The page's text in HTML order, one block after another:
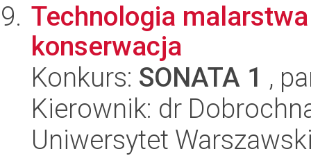
Technologia
konserwacja
Konkurs: SONATA 1 ,
Kierownik: dr
Uniwersytet